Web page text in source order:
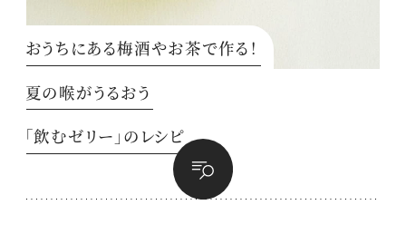
おうちにある梅酒やお茶で作る！
夏の喉がうるおう
「飲むゼリー」のレシピ